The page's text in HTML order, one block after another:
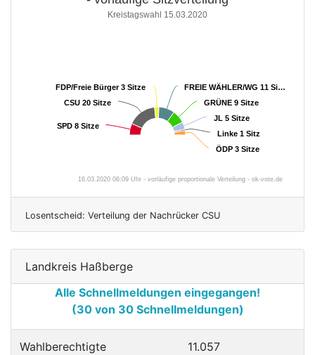
Kreistagswahl 15.03.2020
SPD 8 Sitze
SPD 8 Sitze
CSU 20 Sitze
CSU 20 Sitze
FDP/Freie Bürger3 Sitze
FDP/Freie Bürger3 Sitze FREIE WÄHLER/WG 11 Si…
FREIE WÄHLER/WG 11 Si…
GRÜNE 9 Sitze
GRÜNE 9 Sitze
JL 5 Sitze
JL 5 Sitze
Linke 1 Sitz
Linke 1 Sitz
ÖDP 3 Sitze
ÖDP 3 Sitze
16.03.2020 06:09 Uhr - vorläufige proportionale Verteilung - ok-vote.de
Losentscheid: Verteilung der Nachrücker CSU
Landkreis Haßberge
Alle Schnellmeldungen eingegangen!
(30 von 30 Schnellmeldungen)
Wahlberechtigte 11.057